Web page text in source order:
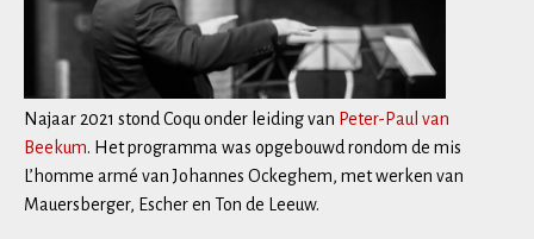
Najaar 2021 stond Coqu onder leiding van Peter-Paul van
Beekum. Het programma was opgebouwd rondom de mis
L’homme armé van Johannes Ockeghem, met werken van
Mauersberger, Escher en Ton de Leeuw.